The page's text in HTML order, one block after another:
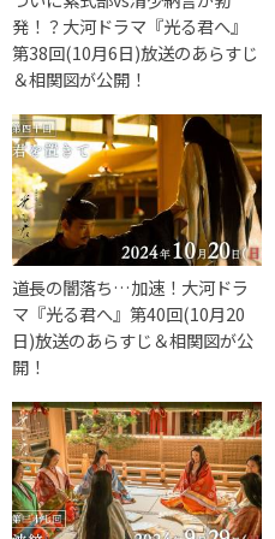
発！？大河ドラマ『光る君へ』
第38回(10月6日)放送のあらすじ
＆相関図が公開！
道長の闇落ち…加速！大河ドラ
マ『光る君へ』第40回(10月20
日)放送のあらすじ＆相関図が公
開！